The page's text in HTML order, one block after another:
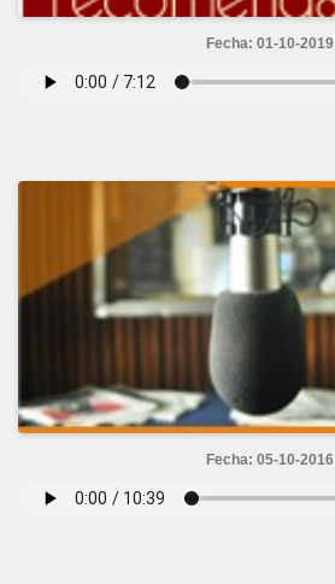
Fecha: 01-10-2019
Fecha: 05-10-2016